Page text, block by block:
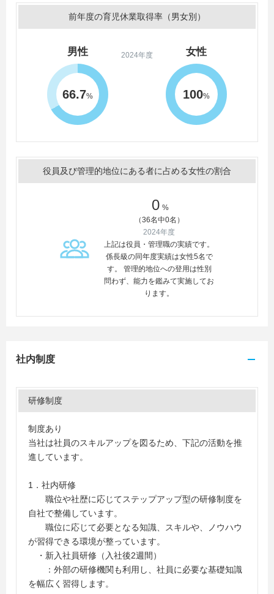
前年度の育児休業取得率（男女別）
2024年度
男性
66.7%
女性
100%
役員及び管理的地位にある者に占める女性の割合
0 %
（36名中0名）
2024年度
上記は役員・管理職の実績です。
係長級の同年度実績は女性5名で
す。 管理的地位への登用は性別
問わず、能力を鑑みて実施してお
ります。
社内制度
研修制度
制度あり
当社は社員のスキルアップを図るため、下記の活動を推
進しています。
1．社内研修
職位や社歴に応じてステップアップ型の研修制度を
自社で整備しています。
職位に応じて必要となる知識、スキルや、ノウハウ
が習得できる環境が整っています。
・新入社員研修（入社後2週間）
：外部の研修機関も利用し、社員に必要な基礎知識
を幅広く習得します。